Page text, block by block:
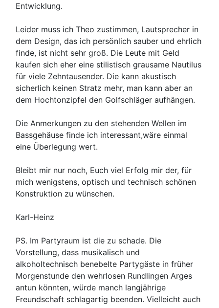
Entwicklung.
Leider muss ich Theo zustimmen, Lautsprecher in
dem Design, das ich persönlich sauber und ehrlich
finde, ist nicht sehr groß. Die Leute mit Geld
kaufen sich eher eine stilistisch grausame Nautilus
für viele Zehntausender. Die kann akustisch
sicherlich keinen Stratz mehr, man kann aber an
dem Hochtonzipfel den Golfschläger aufhängen.
Die Anmerkungen zu den stehenden Wellen im
Bassgehäuse finde ich interessant,wäre einmal
eine Überlegung wert.
Bleibt mir nur noch, Euch viel Erfolg mir der, für
mich wenigstens, optisch und technisch schönen
Konstruktion zu wünschen.
Karl-Heinz
PS. Im Partyraum ist die zu schade. Die
Vorstellung, dass musikalisch und
alkoholtechnisch benebelte Partygäste in früher
Morgenstunde den wehrlosen Rundlingen Arges
antun könnten, würde manch langjährige
Freundschaft schlagartig beenden. Vielleicht auch